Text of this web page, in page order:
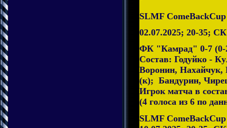
SLMF
02.07.2025; 20-35;
ФК "Камрад" 0-7 (0-
Состав: Годуйко -
Воронин, Нахайчук,
(к); Бандурин,
Игрок матча в
(4 голоса из 6 по
SLMF